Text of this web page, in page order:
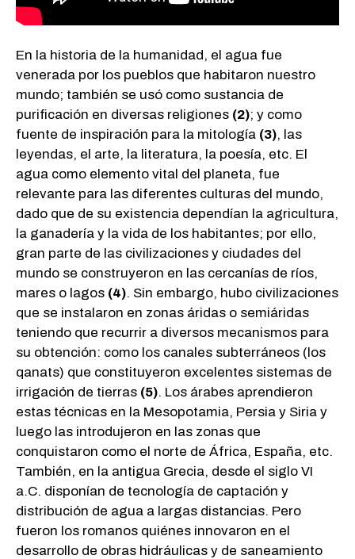
En la historia de la humanidad, el agua fue
venerada por los pueblos que habitaron nuestro
mundo; también se usó como sustancia de
purificación en diversas religiones (2); y como
fuente de inspiración para la mitología (3), las
leyendas, el arte, la literatura, la poesía, etc. El
agua como elemento vital del planeta, fue
relevante para las diferentes culturas del mundo,
dado que de su existencia dependían la agricultura,
la ganadería y la vida de los habitantes; por ello,
gran parte de las civilizaciones y ciudades del
mundo se construyeron en las cercanías de ríos,
mares o lagos (4). Sin embargo, hubo civilizaciones
que se instalaron en zonas áridas o semiáridas
teniendo que recurrir a diversos mecanismos para
su obtención: como los canales subterráneos (los
qanats) que constituyeron excelentes sistemas de
irrigación de tierras (5). Los árabes aprendieron
estas técnicas en la Mesopotamia, Persia y Siria y
luego las introdujeron en las zonas que
conquistaron como el norte de África, España, etc.
También, en la antigua Grecia, desde el siglo VI
a.C. disponían de tecnología de captación y
distribución de agua a largas distancias. Pero
fueron los romanos quiénes innovaron en el
desarrollo de obras hidráulicas y de saneamiento